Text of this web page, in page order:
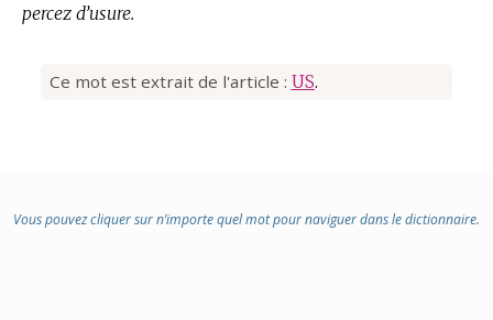
percez d’usure.
Ce mot est extrait de l'article : US.
Vous pouvez cliquer sur n’importe quel mot pour naviguer dans le dictionnaire.